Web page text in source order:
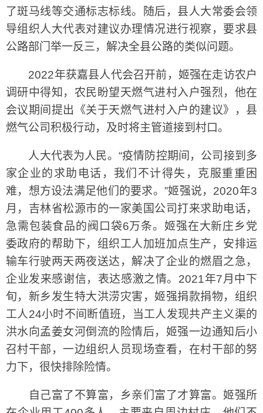
了斑马线等交通标志标线。随后，县人大常委会领
导组织人大代表对建议办理情况进行视察，要求县
公路部门举一反三，解决全县公路的类似问题。
2022年获嘉县人代会召开前，姬强在走访农户
调研中得知，农民盼望天燃气进村入户强烈，他在
会议期间提出《关于天燃气进村入户的建议》，县
燃气公司积极行动，及时将主管道接到村口。
人大代表为人民。“疫情防控期间，公司接到多
家企业的求助电话，我们不计得失，克服重重困
难，想方设法满足他们的要求。”姬强说，2020年3
月，吉林省松源市的一家美国公司打来求助电话，
急需包装食品的阀口袋6万条。姬强在大新庄乡党
委政府的帮助下，组织工人加班加点生产，安排运
输车行驶两天两夜送达，解决了企业的燃眉之急，
企业发来感谢信，表达感激之情。2021年7月中下
旬，新乡发生特大洪涝灾害，姬强捐款捐物，组织
工人24小时不间断值班，当工人发现共产主义渠的
洪水向孟姜女河倒流的险情后，姬强一边通知后小
召村干部，一边组织人员现场查看，在村干部的努
力下，很快排除险情。
自己富了不算富，乡亲们富了才算富。姬强所